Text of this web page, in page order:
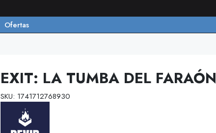
Ofertas
EXIT: LA TUMBA DEL FARAÓN
SKU: 1741712768930